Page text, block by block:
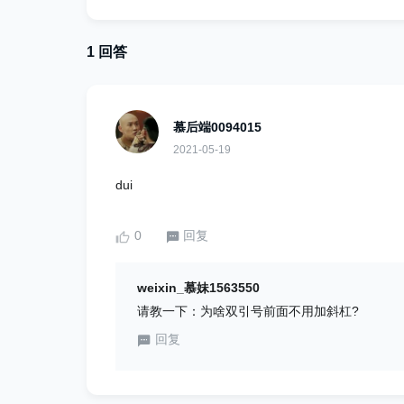
1 回答
慕后端0094015
2021-05-19
dui
0 回复
weixin_慕妹1563550
请教一下：为啥双引号前面不用加斜杠?
回复